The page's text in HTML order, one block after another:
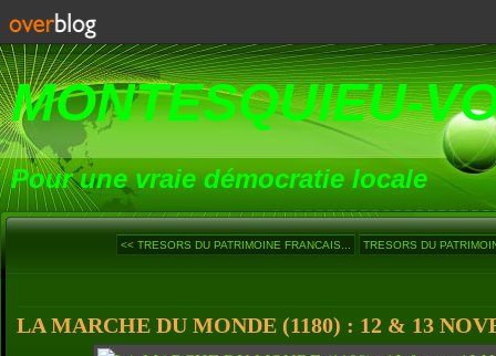
MONTESQUIEU-
Pour une vraie démocratie locale
<< TRESORS DU PATRIMOINE FRANCAIS... TRESORS DU
LA MARCHE DU MONDE (1180) : 12 & 13